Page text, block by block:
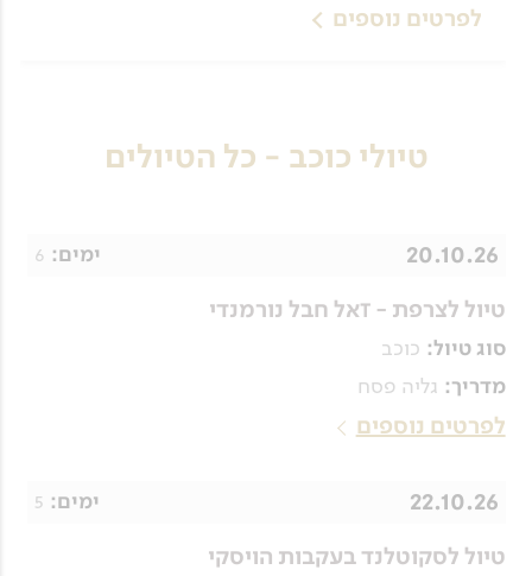
לפרטים נוספים
טיולי כוכב - כל הטיולים
טיול לצרפת - tאל חבל נורמנדי
סוג טיול: כוכב
20.10.26 ימים: 6
מדריך: גליה פסח
לפרטים נוספים
טיול לסקוטלנד בעקבות הויסקי
22.10.26 ימים: 5